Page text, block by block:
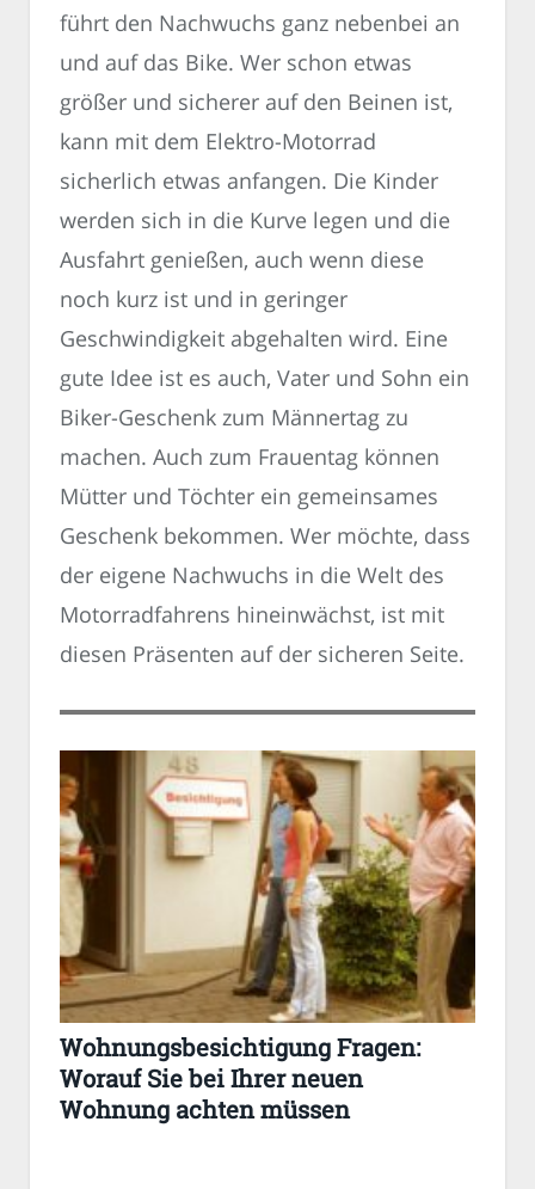
führt den Nachwuchs ganz nebenbei an
und auf das Bike. Wer schon etwas
größer und sicherer auf den Beinen ist,
kann mit dem Elektro-Motorrad
sicherlich etwas anfangen. Die Kinder
werden sich in die Kurve legen und die
Ausfahrt genießen, auch wenn diese
noch kurz ist und in geringer
Geschwindigkeit abgehalten wird. Eine
gute Idee ist es auch, Vater und Sohn ein
Biker-Geschenk zum Männertag zu
machen. Auch zum Frauentag können
Mütter und Töchter ein gemeinsames
Geschenk bekommen. Wer möchte, dass
der eigene Nachwuchs in die Welt des
Motorradfahrens hineinwächst, ist mit
diesen Präsenten auf der sicheren Seite.
Wohnungsbesichtigung Fragen:
Worauf Sie bei Ihrer neuen
Wohnung achten müssen